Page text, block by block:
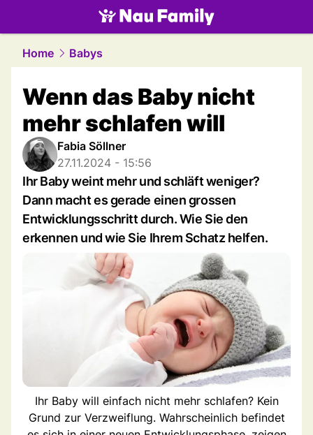
family.NAU.ch
Home Babys
Wenn das Baby nicht
mehr schlafen will
Fabia Söllner
27.11.2024 - 15:56
Ihr Baby weint mehr und schläft weniger?
Dann macht es gerade einen grossen
Entwicklungsschritt durch. Wie Sie den
erkennen und wie Sie Ihrem Schatz helfen.
Ihr Baby will einfach nicht mehr schlafen? Kein
Grund zur Verzweiflung. Wahrscheinlich befindet